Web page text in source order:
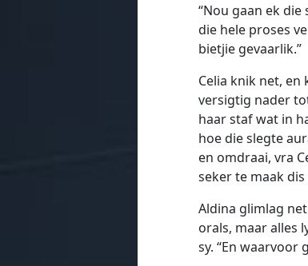
“Nou gaan ek
die hele proses
bietjie gevaarlik.”
Celia knik net,
versigtig nader
haar staf wat in
hoe die slegte
en omdraai, vra
seker te maak dis
Aldina glimlag
orals, maar alles
sy. “En waarvoor